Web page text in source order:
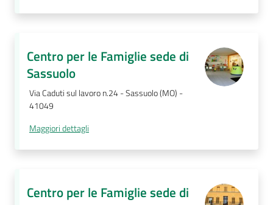
Centro per le Famiglie sede di
Sassuolo
Via Caduti sul lavoro n.24 - Sassuolo (MO) -
41049
Maggiori dettagli
Centro per le Famiglie sede di